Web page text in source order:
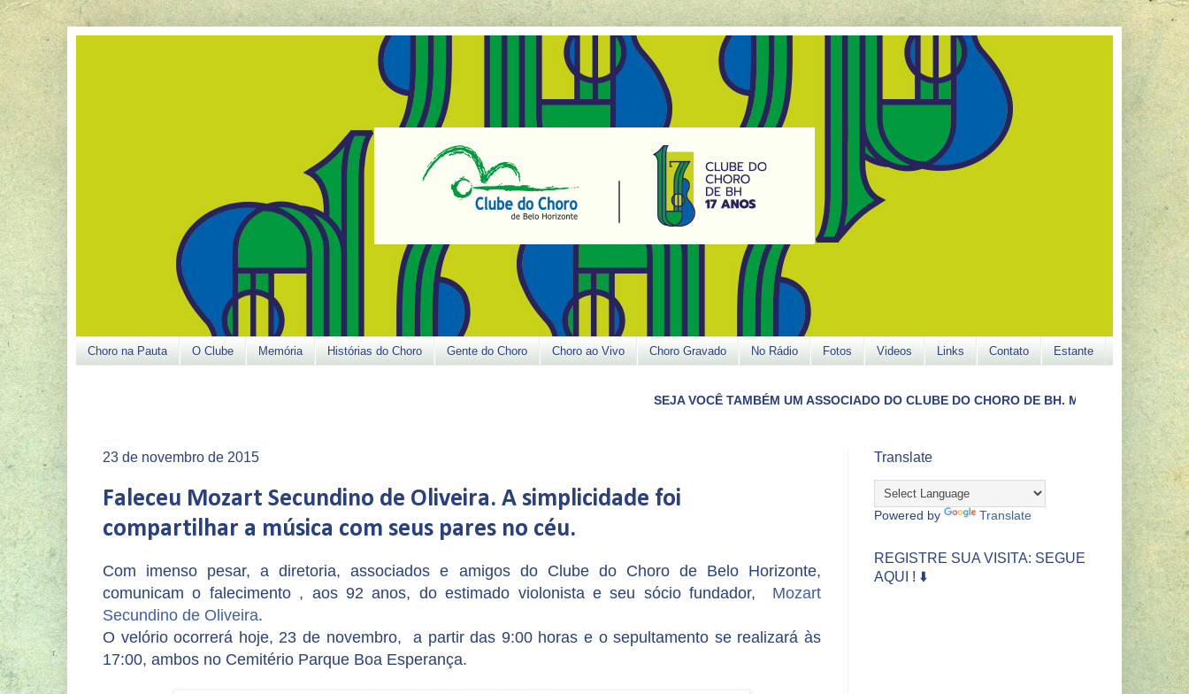
Choro na Pauta O Clube Memória Histórias do Choro Gente do Choro Choro ao Vivo Choro Gravado No Rádio Fotos Videos Links Contato Estante
SEJA VOCÊ TAMBÉM UM ASSOCIADO DO CLUBE DO CHORO DE BH. MAIORES INFORMAÇÕES LIGUE
23 de novembro de 2015
Faleceu Mozart Secundino de Oliveira. A simplicidade foi
compartilhar a música com seus pares no céu.
Com imenso pesar, a diretoria, associados e amigos do Clube do Choro de Belo Horizonte,
comunicam o falecimento , aos 92 anos, do estimado violonista e seu sócio fundador, Mozart
Secundino de Oliveira.
O velório ocorrerá hoje, 23 de novembro, a partir das 9:00 horas e o sepultamento se realizará às
17:00, ambos no Cemitério Parque Boa Esperança.
Translate
Powered by Translate
REGISTRE SUA VISITA: SEGUE
AQUI ! ⬇️